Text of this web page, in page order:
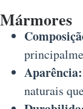
Mármores
Aparência:
naturais